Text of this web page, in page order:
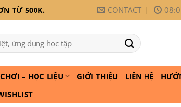
TỪ 500K. CONTACT
– HỌC LIỆU GIỚI THIỆU LIÊN HỆ